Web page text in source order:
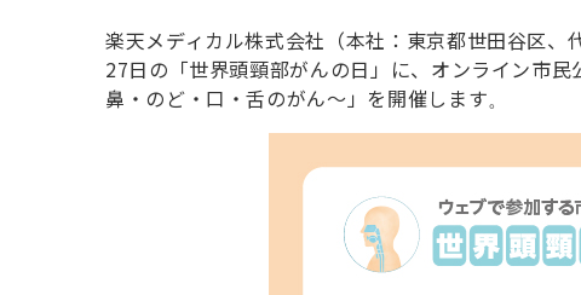
楽天メディカル株式会社（本社：東京都世田谷区、
27日の「世界頭頸部がんの日」に、 オンライン市民
鼻・のど・口・舌のがん〜」を開催します。